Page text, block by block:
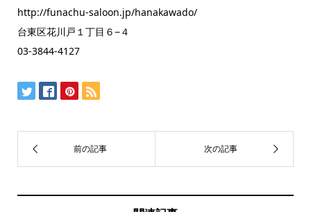
http://funachu-saloon.jp/hanakawado/
台東区花川戸１丁目６−４
03-3844-4127